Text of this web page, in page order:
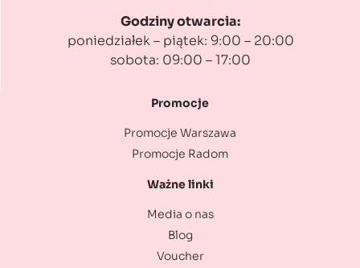
Godziny otwarcia:
poniedziałek – piątek: 9:00 – 20:00
sobota: 09:00 – 17:00
Promocje
Promocje Warszawa
Promocje Radom
Ważne linki
Media o nas
Blog
Voucher